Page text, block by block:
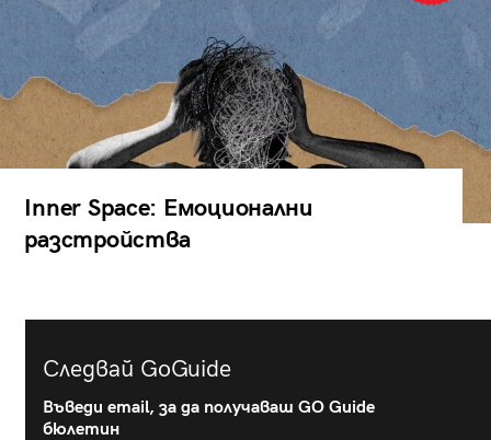
Inner Space: Емоционални
разстройства
Следвай GoGuide
Въведи email, за да получаваш GO Guide
бюлетин